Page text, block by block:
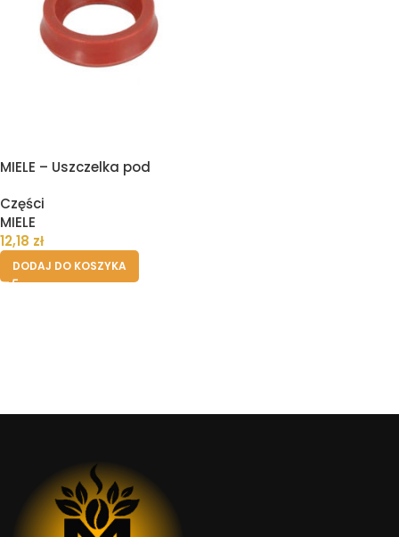
MIELE – Uszczelka pod
ekspresu
Części
MIELE
12,18 zł
DODAJ DO KOSZYKA